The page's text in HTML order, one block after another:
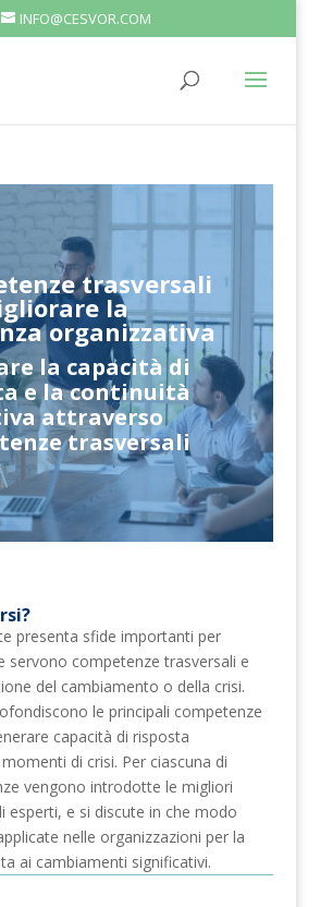
INFO@CESVOR.COM
trasversali
la
organizzativa
la capacità di
e la continuità
attraverso
trasversali
presenta sfide importanti per
servono competenze trasversali e
del cambiamento o della crisi.
le principali competenze
capacità di risposta
di crisi. Per ciascuna di
vengono introdotte le migliori
esperti, e si discute in che modo
nelle organizzazioni per la
ai cambiamenti significativi.